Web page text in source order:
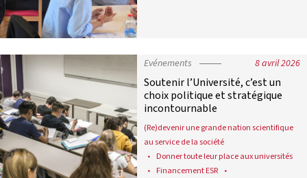
Evénements 8 avril 2026
Soutenir l’Université, c’est un
choix politique et stratégique
incontournable
(Re)devenir une grande nation scientifique
au service de la société
Donner toute leur place aux universités
Financement ESR